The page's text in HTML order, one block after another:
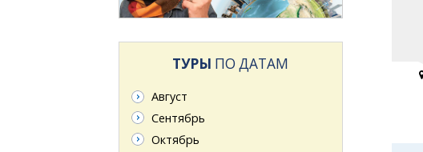
ТУРЫ ПО ДАТАМ
Август
Сентябрь
Октябрь